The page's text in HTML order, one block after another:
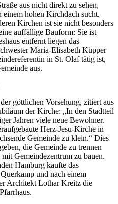
aus nicht direkt zu sehen,
einem hohen Kirchdach sucht.
Kirchen ist sie nicht besonders
auffällige Bauform: Sie ist
entfernt liegen das
Maria-Elisabeth Küpper
in St. Olaf tätig ist,
aus.
göttlichen Vorsehung, zitiert aus
der Kirche: „In den Stadtteil
Jahren viele neue Bewohner.
Herz-Jesu-Kirche in
Gemeinde zu klein.“ Dies
die Gemeinde zu trennen
Gemeindezentrum zu bauen.
Hamburg kaufte das
und nach einem
Architekt Lothar Kreitz die